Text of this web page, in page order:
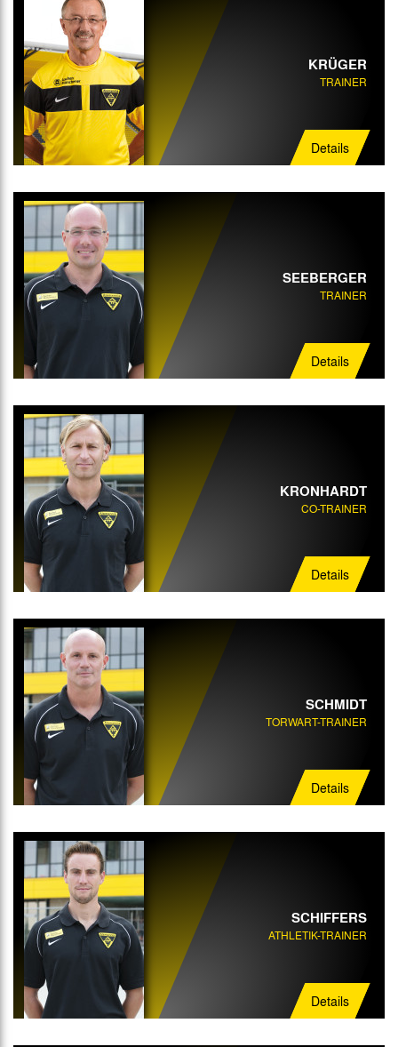
Co-Trainer
Torwart-Trainer
Athletik-Trainer
Mannschaftsarzt
Physiotherapeut
Mannschaftsbetreuer
KRÜGER
TRAINER
Details
SEEBERGER
TRAINER
Details
KRONHARDT
CO-TRAINER
Details
SCHMIDT
TORWART-TRAINER
Details
SCHIFFERS
ATHLETIK-TRAINER
Details